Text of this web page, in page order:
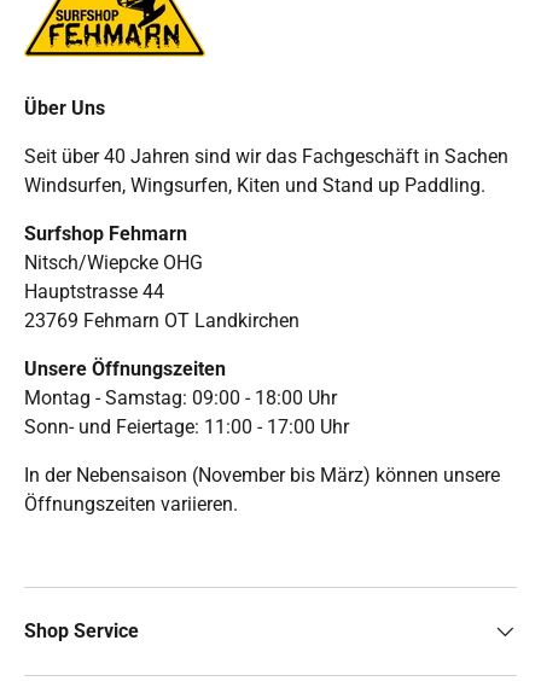
Über Uns
Seit über 40 Jahren sind wir das Fachgeschäft in Sachen
Windsurfen, Wingsurfen, Kiten und Stand up Paddling.
Surfshop Fehmarn
Nitsch/Wiepcke OHG
Hauptstrasse 44
23769 Fehmarn OT Landkirchen
Unsere Öffnungszeiten
Montag - Samstag: 09:00 - 18:00 Uhr
Sonn- und Feiertage: 11:00 - 17:00 Uhr
In der Nebensaison (November bis März) können unsere
Öffnungszeiten variieren.
Shop Service